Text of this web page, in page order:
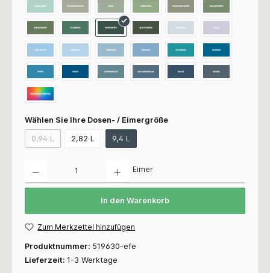
Wählen Sie Ihre Dosen- / Eimergröße
0,94 L 2,82 L 9,4 L
Eimer
In den Warenkorb
Zum Merkzettel hinzufügen
Produktnummer: 519630-efe
Lieferzeit: 1-3 Werktage